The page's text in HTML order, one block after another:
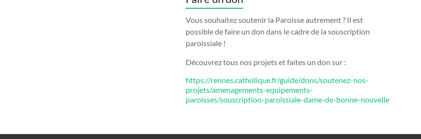
Vous souhaitez soutenir la Paroisse autrement ? Il est
possible de faire un don dans le cadre de la souscription
paroissiale !
Découvrez tous nos projets et faites un don sur :
https://rennes.catholique.fr/guide/dons/soutenez-nos-
projets/amenagements-equipements-
paroisses/souscription-paroissiale-dame-de-bonne-nouvelle